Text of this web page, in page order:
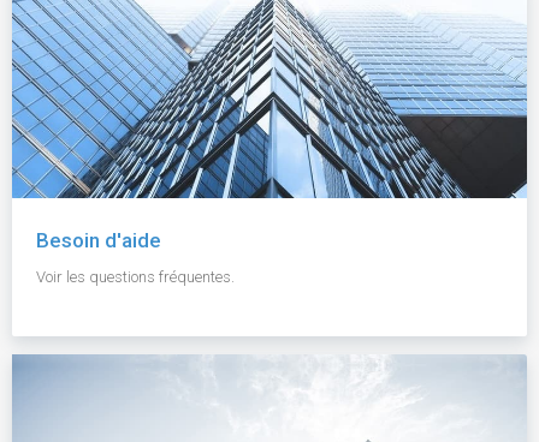
Besoin d'aide
Voir les questions fréquentes.